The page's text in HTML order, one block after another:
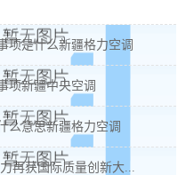
项是什么新疆格力空调
项新疆中央空调
么意思新疆格力空调
再获国际质量创新大...